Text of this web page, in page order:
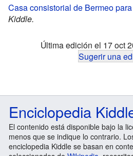
Casa consistorial de Bermeo
Kiddle.
Última edición el 17 oct
Sugerir una
Enciclopedia
El contenido está disponible bajo la
menos que se indique lo contrario.
enciclopedia Kiddle se basan en